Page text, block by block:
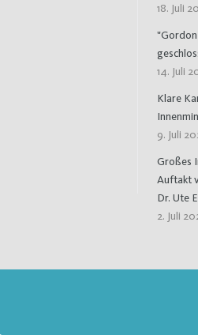
18. Juli
"Gordon
14. Juli
Klare
9. Juli
Großes
Auftakt
Dr. Ute
2. Juli